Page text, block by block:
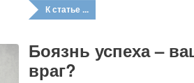
К статье ...
Боязнь успеха –
враг?